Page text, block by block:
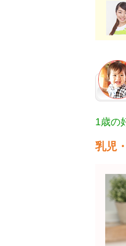
1歳の
乳児